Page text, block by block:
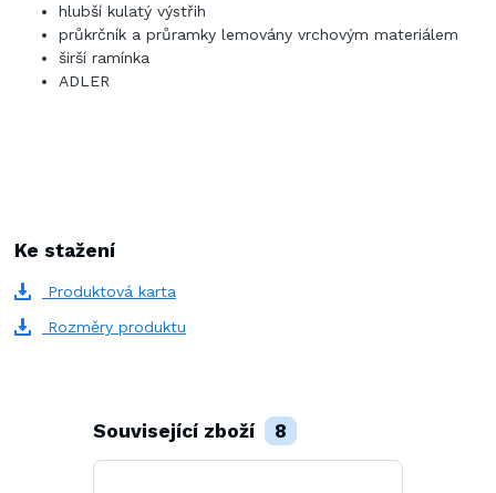
hlubší kulatý výstřih
průkrčník a průramky lemovány vrchovým materiálem
širší ramínka
ADLER
Ke stažení
Produktová karta
Rozměry produktu
Související zboží 8